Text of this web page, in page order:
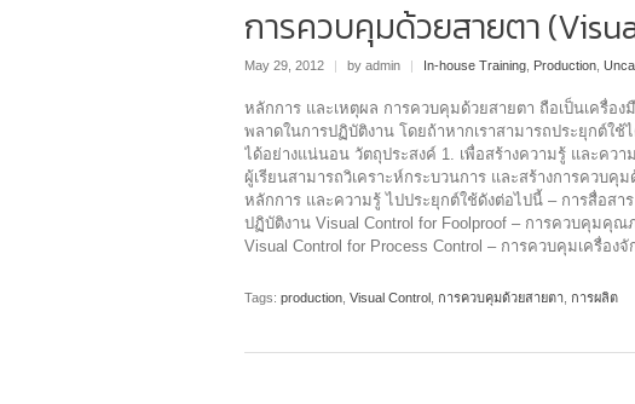
การควบคุมด้วยสายตา
May 29, 2012 | by admin | In-house Training Production
หลักการ และเหตุผล การควบคุมด้วยสายตา ถือเป็นเครื่
พลาดในการปฏิบัติงาน โดยถ้าหากเราสามารถประยุกต์ใ
ได้อย่างแน่นอน วัตถุประสงค์ 1. เพื่อสร้างความรู้ และควา
ผู้เรียนสามารถวิเคราะห์กระบวนการ และสร้างการควบ
หลักการ และความรู้ ไปประยุกต์ใช้ดังต่อไปนี้ – การสื่อสา
ปฏิบัติงาน Visual Control for Foolproof – การควบคุมคุ
Visual Control for Process Control – การควบคุมเครื่อง
Tags: production, Visual Control , การควบคุมด้วยสายตา, การผลิต